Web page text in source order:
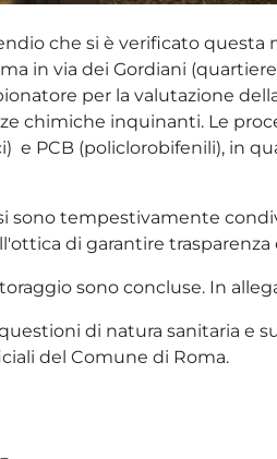
che si è verificato
in via dei Gordiani
per la valutazione
chimiche inquinanti. Le
e PCB (policlorobifenili), in
sono tempestivamente
di garantire
sono concluse. In
di natura sanitaria e
del Comune di Roma.